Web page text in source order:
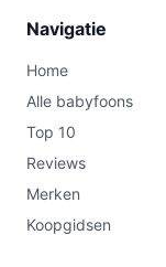
Navigatie
Home
Alle babyfoons
Top 10
Reviews
Merken
Koopgidsen